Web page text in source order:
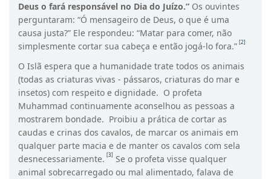
Deus o fará responsável no Dia do Juízo.” Os ouvintes
perguntaram: “Ó mensageiro de Deus, o que é uma
causa justa?” Ele respondeu: “Matar para comer, não
simplesmente cortar sua cabeça e então jogá-lo fora.” [2]
O Islã espera que a humanidade trate todos os animais
(todas as criaturas vivas - pássaros, criaturas do mar e
insetos) com respeito e dignidade. O profeta
Muhammad continuamente aconselhou as pessoas a
mostrarem bondade. Proibiu a prática de cortar as
caudas e crinas dos cavalos, de marcar os animais em
qualquer parte macia e de manter os cavalos com sela
desnecessariamente. [3] Se o profeta visse qualquer
animal sobrecarregado ou mal alimentado, falava de